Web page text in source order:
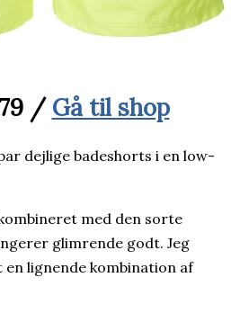
/ Gå til shop
dejlige badeshorts i en low-
med den sorte
glimrende godt. Jeg
en lignende kombination af